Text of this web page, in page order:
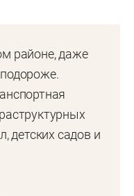
районе, даже
детских садов и